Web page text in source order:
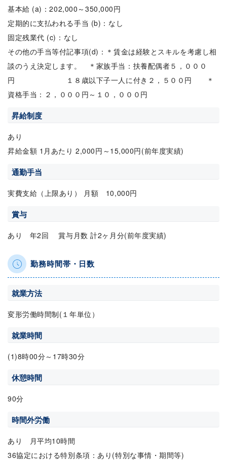
基本給 (a)：202,000～350,000円
定期的に支払われる手当 (b)：なし
固定残業代 (c)：なし
その他の手当等付記事項(d)：＊賃金は経験とスキルを考慮し相
談のうえ決定します。 ＊家族手当：扶養配偶者５，０００
円 １８歳以下子一人に付き２，５００円 ＊
資格手当：２，０００円～１０，０００円
昇給制度
あり
昇給金額 1月あたり 2,000円～15,000円(前年度実績)
通勤手当
実費支給（上限あり） 月額 10,000円
賞与
あり 年2回 賞与月数 計2ヶ月分(前年度実績)
勤務時間帯・日数
就業方法
変形労働時間制(１年単位）
就業時間
(1)8時00分～17時30分
休憩時間
90分
時間外労働
あり 月平均10時間
36協定における特別条項：あり(特別な事情・期間等)